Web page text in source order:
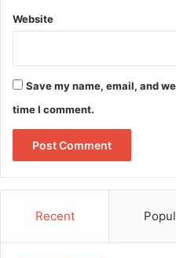
Website
Save my name, email, and
time I comment.
Recent